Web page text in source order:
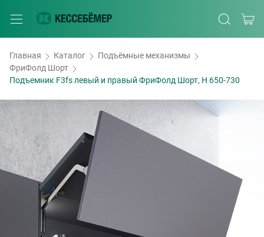
Главная Каталог
Подъёмные механизмы
ФриФолд Шорт
Подъемник F3fs левый и правый ФриФолд Шорт, H 650-730